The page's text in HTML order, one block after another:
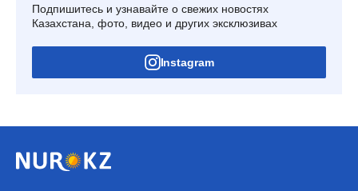
Подпишитесь и узнавайте о свежих новостях
Казахстана, фото, видео и других эксклюзивах
Instagram